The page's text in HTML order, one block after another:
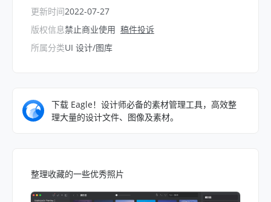
更新时间
版权信息
所属分类
2022-07-27
禁止商业使用 稿件投诉
UI 设计/图库
下载 Eagle！设计师必备的素材管理工具，高效整
理大量的设计文件、图像及素材。
整理收藏的一些优秀照片